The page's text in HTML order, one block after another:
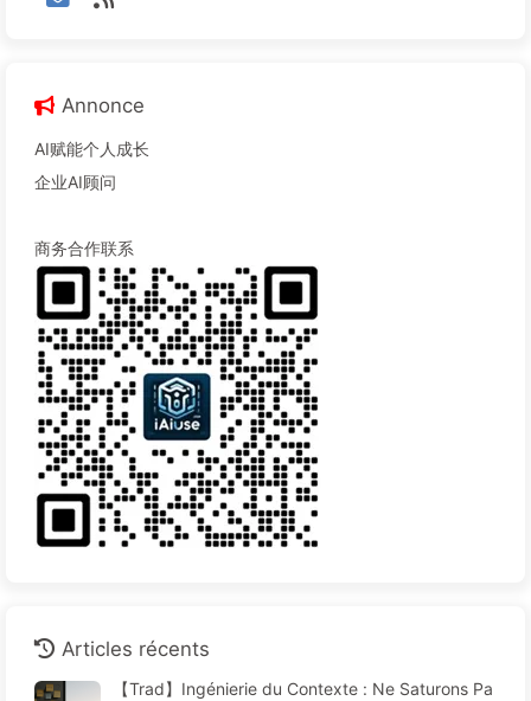
Annonce
AI赋能个人成长
企业AI顾问
商务合作联系
Articles récents
【Trad】Ingénierie du Contexte : Ne Saturons Pa